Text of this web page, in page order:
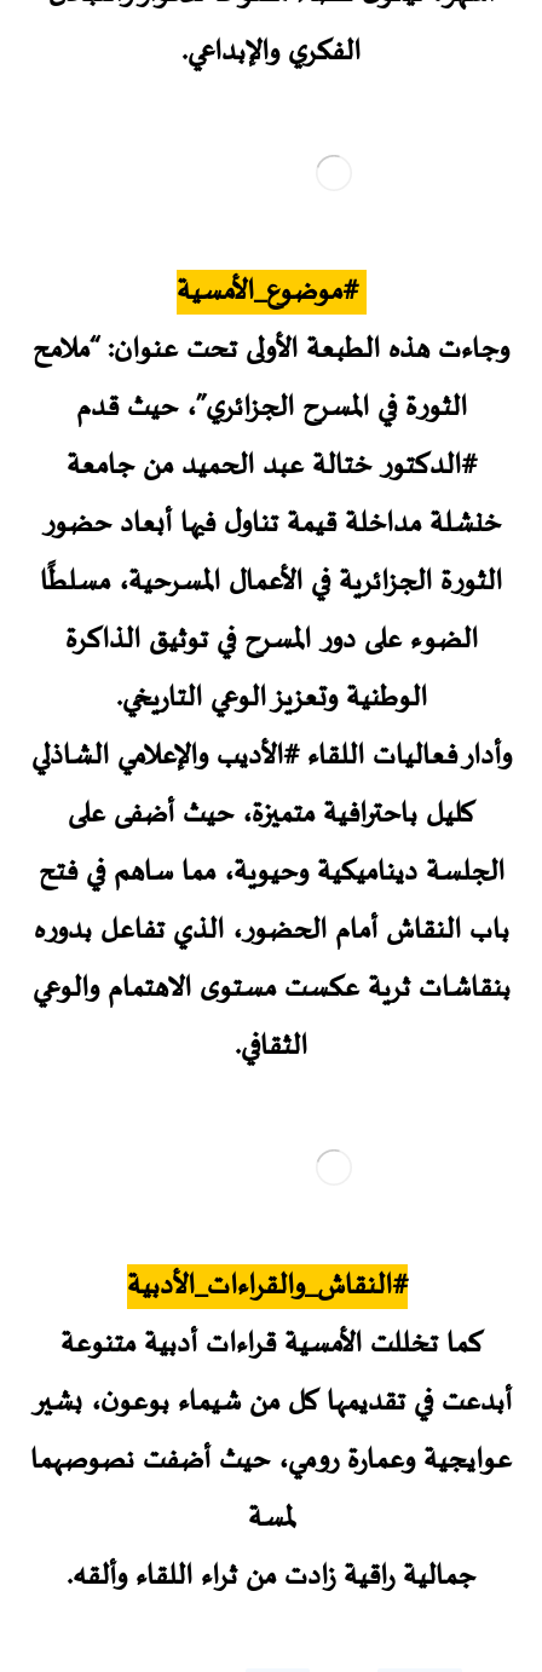
الفكري والإبداعي.
#موضوع_الأمسية
وجاءت هذه الطبعة الأولى تحت عنوان: “ملامح
الثورة في المسرح الجزائري”، حيث قدم
#الدكتور ختالة عبد الحميد من جامعة
خنشلة مداخلة قيمة تناول فيها أبعاد حضور
الثورة الجزائرية في الأعمال المسرحية، مسلطًا
الضوء على دور المسرح في توثيق الذاكرة
الوطنية وتعزيز الوعي التاريخي.
وأدار فعاليات اللقاء #الأديب والإعلامي الشاذلي
كليل باحترافية متميزة، حيث أضفى على
الجلسة ديناميكية وحيوية، مما ساهم في فتح
باب النقاش أمام الحضور، الذي تفاعل بدوره
بنقاشات ثرية عكست مستوى الاهتمام والوعي
الثقافي.
#النقاش_والقراءات_الأدبية
كما تخللت الأمسية قراءات أدبية متنوعة
أبدعت في تقديمها كل من شيماء بوعون، بشير
عوايجية وعمارة رومي، حيث أضفت نصوصهما
لمسة
جمالية راقية زادت من ثراء اللقاء وألقه.